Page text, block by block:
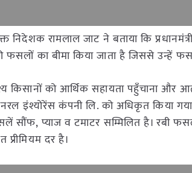
निदेशक रामलाल जाट ने बताया कि
फसलों का बीमा किया जाता है जिससे उन्हें
किसानों को आर्थिक सहायता पहुँचाना और
इंश्योरेंस कंपनी लि. को अधिकृत किया
सौंफ, प्याज व टमाटर सम्मिलित है। रबी
दर है।